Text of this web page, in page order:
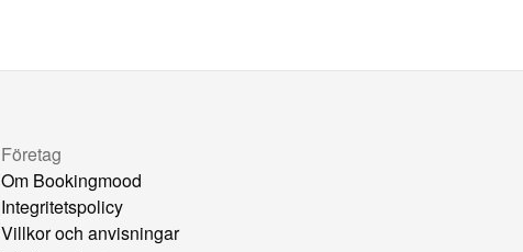
Företag
Om Bookingmood
Integritetspolicy
Villkor och anvisningar